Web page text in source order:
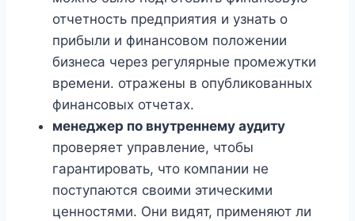
отчетность предприятия и узнать о
прибыли и финансовом положении
бизнеса через регулярные промежутки
времени. отражены в опубликованных
финансовых отчетах.
менеджер по внутреннему аудиту
проверяет управление, чтобы
гарантировать, что компании не
поступаются своими этическими
ценностями. Они видят, применяют ли